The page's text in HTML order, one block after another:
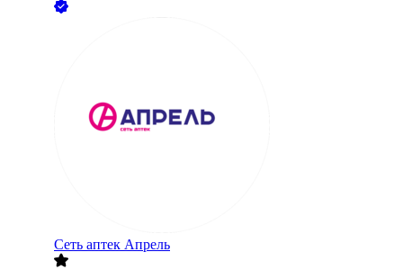
Сеть аптек Апрель